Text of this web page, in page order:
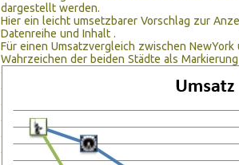
dargestellt werden.
Hier ein leicht umsetzbarer Vorschlag zur
Datenreihe und Inhalt .
Für einen Umsatzvergleich zwischen
Wahrzeichen der beiden Städte als